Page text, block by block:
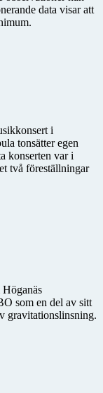
data visar att
i
tonsätter egen
konserten var i
två föreställningar
som en del av sitt
gravitationslinsning.